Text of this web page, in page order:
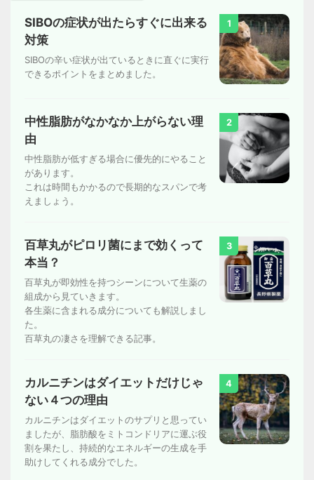
1
SIBOの症状が出たらすぐに出来る
対策
SIBOの辛い症状が出ているときに直ぐに実行
できるポイントをまとめました。
2
中性脂肪がなかなか上がらない理
由
中性脂肪が低すぎる場合に優先的にやること
があります。
これは時間もかかるので長期的なスパンで考
えましょう。
3
百草丸がピロリ菌にまで効くって
本当？
百草丸が即効性を持つシーンについて生薬の
組成から見ていきます。
各生薬に含まれる成分についても解説しまし
た。
百草丸の凄さを理解できる記事。
4
カルニチンはダイエットだけじゃ
ない４つの理由
カルニチンはダイエットのサプリと思ってい
ましたが、脂肪酸をミトコンドリアに運ぶ役
割を果たし、持続的なエネルギーの生成を手
助けしてくれる成分でした。